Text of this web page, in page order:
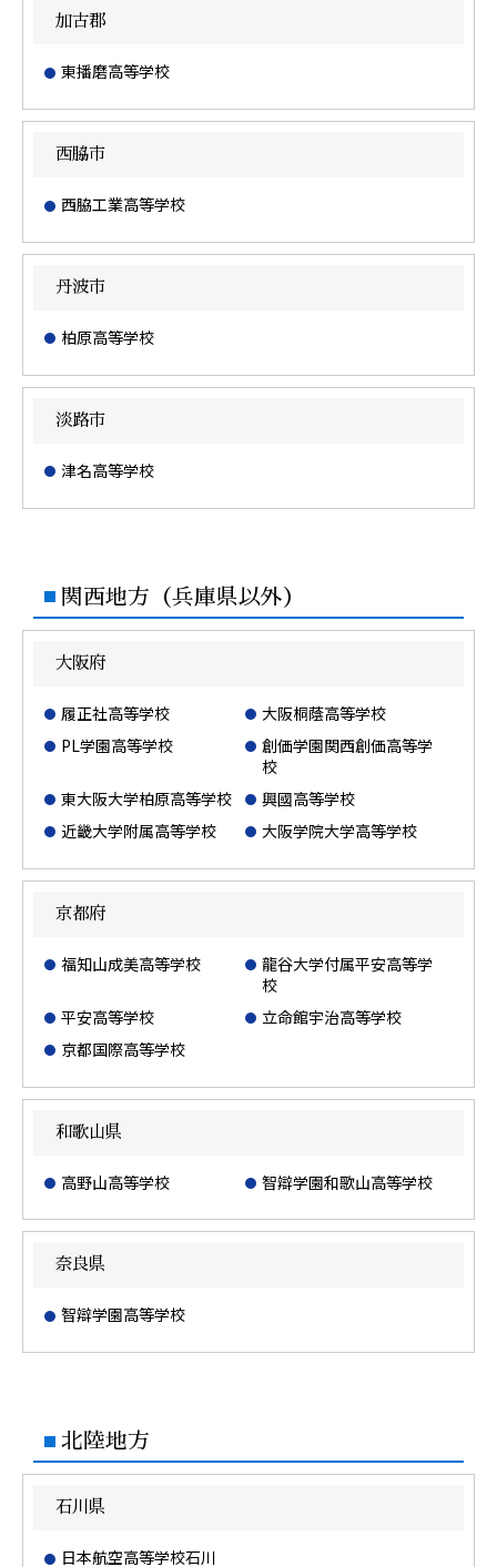
加古郡
東播磨高等学校
西脇市
西脇工業高等学校
丹波市
柏原高等学校
淡路市
津名高等学校
関西地方（兵庫県以外）
大阪府
履正社高等学校
大阪桐蔭高等学校
PL学園高等学校
創価学園関西創価高等学
校
東大阪大学柏原高等学校
興國高等学校
近畿大学附属高等学校
大阪学院大学高等学校
京都府
福知山成美高等学校
龍谷大学付属平安高等学
校
平安高等学校
立命館宇治高等学校
京都国際高等学校
和歌山県
高野山高等学校 智辯学園和歌山高等学校
奈良県
智辯学園高等学校
北陸地方
石川県
日本航空高等学校石川